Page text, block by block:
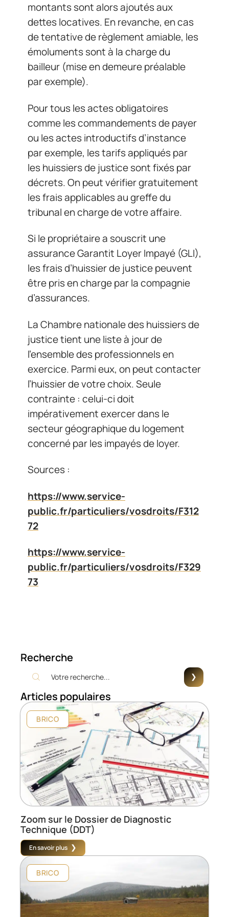
montants sont alors ajoutés aux
dettes locatives. En revanche, en cas
de tentative de règlement amiable, les
émoluments sont à la charge du
bailleur (mise en demeure préalable
par exemple).
Pour tous les actes obligatoires
comme les commandements de payer
ou les actes introductifs d’instance
par exemple, les tarifs appliqués par
les huissiers de justice sont fixés par
décrets. On peut vérifier gratuitement
les frais applicables au greffe du
tribunal en charge de votre affaire.
Si le propriétaire a souscrit une
assurance Garantit Loyer Impayé (GLI),
les frais d’huissier de justice peuvent
être pris en charge par la compagnie
d’assurances.
La Chambre nationale des huissiers de
justice tient une liste à jour de
l’ensemble des professionnels en
exercice. Parmi eux, on peut contacter
l’huissier de votre choix. Seule
contrainte : celui-ci doit
impérativement exercer dans le
secteur géographique du logement
concerné par les impayés de loyer.
Sources :
https://www.service-
public.fr/particuliers/vosdroits/F312
72
https://www.service-
public.fr/particuliers/vosdroits/F329
73
Recherche
Articles populaires
BRICO
Zoom sur le Dossier de Diagnostic
Technique (DDT)
En savoir plus
BRICO